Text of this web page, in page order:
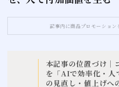
サイトマップ記事内に商品プロモーション
本記事の位置づけ｜
を「AIで効率化・人
の見直し・値上げへ